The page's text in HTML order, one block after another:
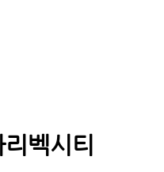
벡시티